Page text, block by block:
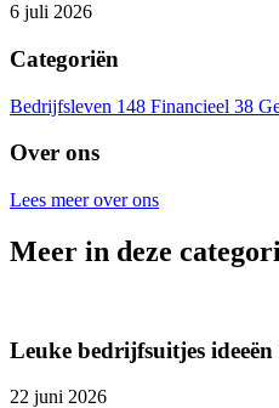
6 juli 2026
Categoriën
Bedrijfsleven 148 Financieel 38
Over ons
Lees meer over ons
Meer in deze
Leuke bedrijfsuitjes
22 juni 2026